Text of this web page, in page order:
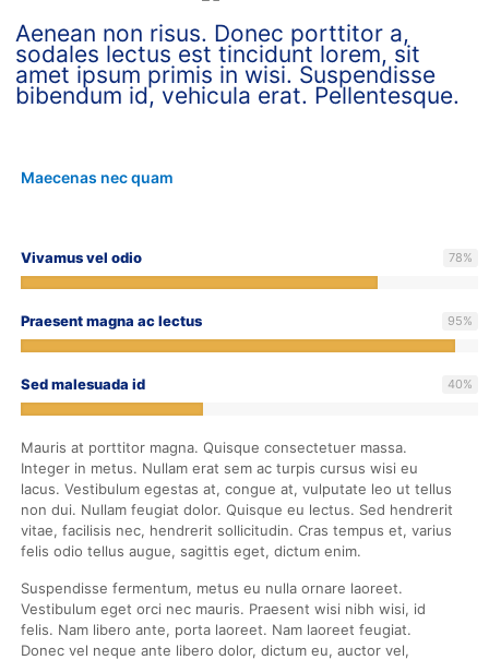
Aenean non risus. Donec porttitor a,
sodales lectus est tincidunt lorem, sit
amet ipsum primis in wisi. Suspendisse
bibendum id, vehicula erat. Pellentesque.
Maecenas nec quam
Vivamus vel odio 78%
Praesent magna ac lectus 95%
Sed malesuada id 40%
Mauris at porttitor magna. Quisque consectetuer massa.
Integer in metus. Nullam erat sem ac turpis cursus wisi eu
lacus. Vestibulum egestas at, congue at, vulputate leo ut tellus
non dui. Nullam feugiat dolor. Quisque eu lectus. Sed hendrerit
vitae, facilisis nec, hendrerit sollicitudin. Cras tempus et, varius
felis odio tellus augue, sagittis eget, dictum enim.
Suspendisse fermentum, metus eu nulla ornare laoreet.
Vestibulum eget orci nec mauris. Praesent wisi nibh wisi, id
felis. Nam libero ante, porta laoreet. Nam laoreet feugiat.
Donec vel neque ante libero dolor, dictum eu, auctor vel,